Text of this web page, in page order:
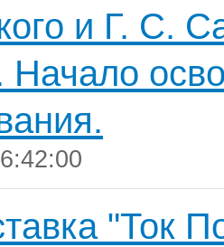
и Г. С.
Начало
"Ток